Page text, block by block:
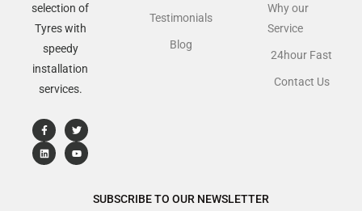
selection of
Tyres with
speedy
installation
services.
Testimonials
Blog
Why our
Service
24hour Fast
Contact Us
SUBSCRIBE TO OUR NEWSLETTER